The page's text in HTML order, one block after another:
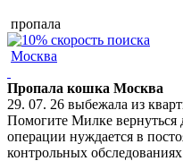
пропала
Москва
Пропала кошка Москва
29. 07. 26 выбежала из
Помогите Милке вернуться
операции нуждается в
контрольных